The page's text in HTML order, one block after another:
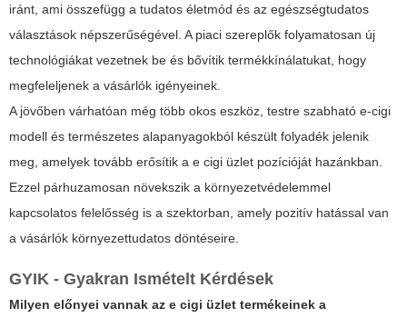
iránt, ami összefügg a tudatos életmód és az egészségtudatos
választások népszerűségével. A piaci szereplők folyamatosan új
technológiákat vezetnek be és bővítik termékkínálatukat, hogy
megfeleljenek a vásárlók igényeinek.
A jövőben várhatóan még több okos eszköz, testre szabható e-cigi
modell és természetes alapanyagokból készült folyadék jelenik
meg, amelyek tovább erősítik a e cigi üzlet pozícióját hazánkban.
Ezzel párhuzamosan növekszik a környezetvédelemmel
kapcsolatos felelősség is a szektorban, amely pozitív hatással van
a vásárlók környezettudatos döntéseire.
GYIK - Gyakran Ismételt Kérdések
Milyen előnyei vannak az e cigi üzlet termékeinek a